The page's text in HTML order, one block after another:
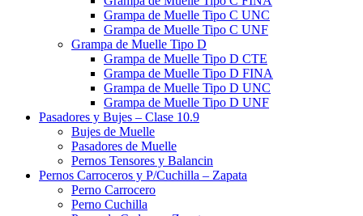
Grampa de Muelle Tipo C UNC
Grampa de Muelle Tipo C UNF
Grampa de Muelle Tipo D
Grampa de Muelle Tipo D CTE
Grampa de Muelle Tipo D FINA
Grampa de Muelle Tipo D UNC
Grampa de Muelle Tipo D UNF
Pasadores y Bujes – Clase 10.9
Bujes de Muelle
Pasadores de Muelle
Pernos Tensores y Balancin
Pernos Carroceros y P/Cuchilla – Zapata
Perno Carrocero
Perno Cuchilla